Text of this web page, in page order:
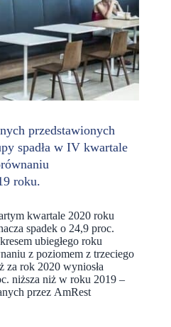
przedstawionych
spadła w IV kwartale
roku.
kwartale 2020 roku
spadek o 24,9 proc.
ubiegłego roku
z poziomem z trzeciego
za rok 2020 wyniosła
niższa niż w roku 2019 –
przez AmRest